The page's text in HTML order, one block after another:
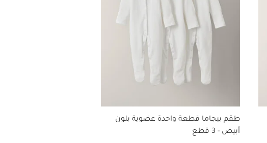
طقم بيجاما قطعة واحدة عضوية بلون
أبيض - 3 قطع